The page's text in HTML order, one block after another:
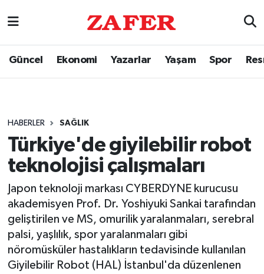
Güncel Ekonomi Yazarlar Yaşam Spor
HABERLER SAĞLIK
Türkiye'de giyilebilir robot
teknolojisi çalışmaları
Japon teknoloji markası CYBERDYNE kurucusu
akademisyen Prof. Dr. Yoshiyuki Sankai tarafından
geliştirilen ve MS, omurilik yaralanmaları, serebral
palsi, yaşlılık, spor yaralanmaları gibi
nöromüsküler hastalıkların tedavisinde kullanılan
Giyilebilir Robot (HAL) İstanbul'da düzenlenen